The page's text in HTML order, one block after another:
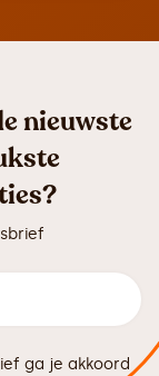
nieuwste
ga je akkoord